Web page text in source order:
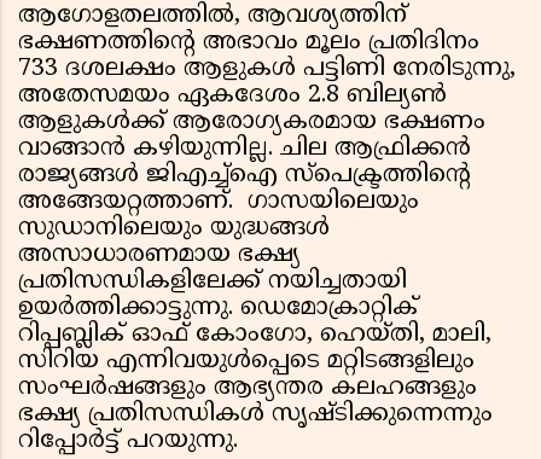
ആഗോളതലത്തില്‍, ആവശ്യത്തിന്
ഭക്ഷണത്തിന്റെ അഭാവം മൂലം പ്രതിദിനം
733 ദശലക്ഷം ആളുകള്‍ പട്ടിണി നേരിടുന്നു,
അതേസമയം ഏകദേശം 2.8 ബില്യണ്‍
ആളുകള്‍ക്ക് ആരോഗ്യകരമായ ഭക്ഷണം
വാങ്ങാന്‍ കഴിയുന്നില്ല. ചില ആഫ്രിക്കന്‍
രാജ്യങ്ങള്‍ ജിഎച്ച്‌ഐ സ്‌പെക്ട്രത്തിന്റെ
അങ്ങേയറ്റത്താണ്. ഗാസയിലെയും
സുഡാനിലെയും യുദ്ധങ്ങള്‍
അസാധാരണമായ ഭക്ഷ്യ
പ്രതിസന്ധികളിലേക്ക് നയിച്ചതായി
ഉയര്‍ത്തിക്കാട്ടുന്നു. ഡെമോക്രാറ്റിക്
റിപ്പബ്ലിക് ഓഫ് കോംഗോ, ഹെയ്തി, മാലി,
സിറിയ എന്നിവയുള്‍പ്പെടെ മറ്റിടങ്ങളിലും
സംഘര്‍ഷങ്ങളും ആഭ്യന്തര കലഹങ്ങളും
ഭക്ഷ്യ പ്രതിസന്ധികള്‍ സൃഷ്ടിക്കുന്നെന്നും
റിപ്പോര്‍ട്ട് പറയുന്നു.